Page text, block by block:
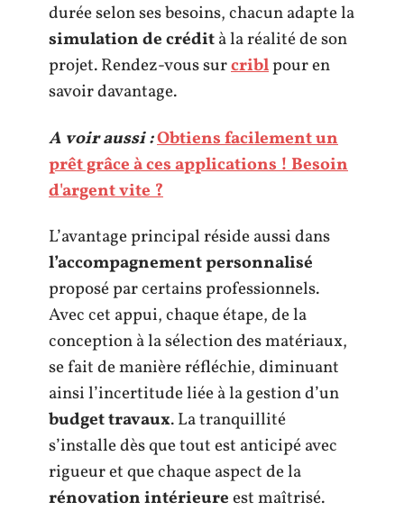
durée selon ses besoins, chacun adapte la
simulation de crédità la réalité de son
projet. Rendez-vous surcriblpour en
savoir davantage.
A voir aussi :Obtiens facilement un
prêt grâce à ces applications ! Besoin
d'argent vite ?
L’avantage principal réside aussi dans
l’accompagnement personnalisé
proposé par certains professionnels.
Avec cet appui, chaque étape, de la
conception à la sélection des matériaux,
se fait de manière réfléchie, diminuant
ainsi l’incertitude liée à la gestion d’un
budget travaux. La tranquillité
s’installe dès que tout est anticipé avec
rigueur et que chaque aspect de la
rénovation intérieureest maîtrisé.